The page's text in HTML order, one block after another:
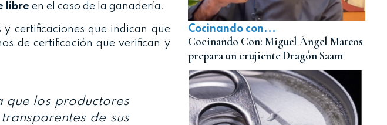
libre en el caso de la ganadería.
certificaciones que indican que
de certificación que verifican y
que los productores
de sus
Cocinando con...
Cocinando Con: Miguel Ángel Mateos
prepara un crujiente Dragón Saam